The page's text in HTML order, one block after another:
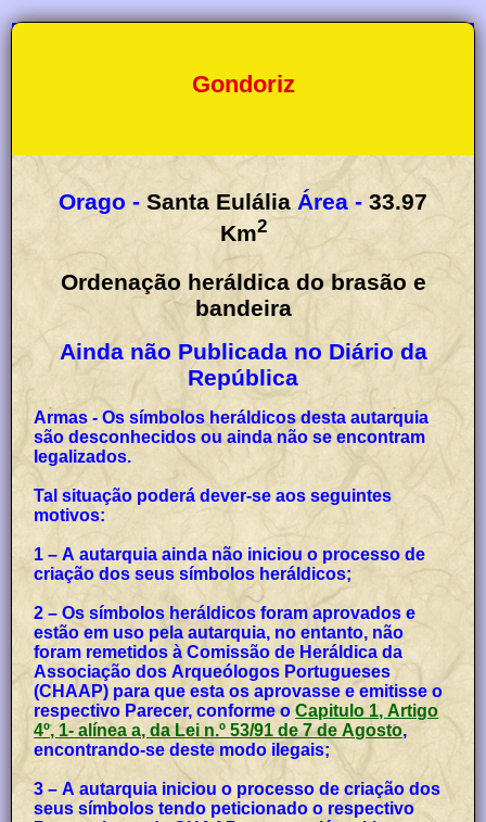
Gondoriz
Orago - Santa EuláliaÁrea - 33.97
Km2
Ordenação heráldica do brasão e
bandeira
Ainda não Publicada no Diário da
República
Armas - Os símbolos heráldicos desta autarquia
são desconhecidos ou ainda não se encontram
legalizados.
Tal situação poderá dever-se aos seguintes
motivos:
1 – A autarquia ainda não iniciou o processo de
criação dos seus símbolos heráldicos;
2 – Os símbolos heráldicos foram aprovados e
estão em uso pela autarquia, no entanto, não
foram remetidos à Comissão de Heráldica da
Associação dos Arqueólogos Portugueses
(CHAAP) para que esta os aprovasse e emitisse o
respectivo Parecer, conforme oCapitulo 1, Artigo
4º, 1- alínea a, da Lei n.º 53/91 de 7 de Agosto,
encontrando-se deste modo ilegais;
3 – A autarquia iniciou o processo de criação dos
seus símbolos tendo peticionado o respectivo